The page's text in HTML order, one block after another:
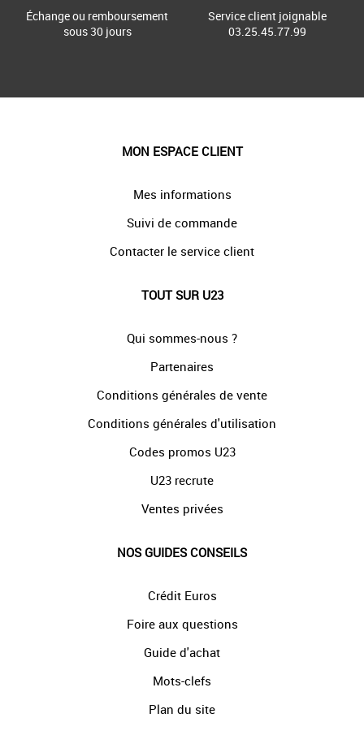
Échange ou remboursement
sous 30 jours
Service client joignable
03.25.45.77.99
MON ESPACE CLIENT
Mes informations
Suivi de commande
Contacter le service client
TOUT SUR U23
Qui sommes-nous ?
Partenaires
Conditions générales de vente
Conditions générales d'utilisation
Codes promos U23
U23 recrute
Ventes privées
NOS GUIDES CONSEILS
Crédit Euros
Foire aux questions
Guide d'achat
Mots-clefs
Plan du site